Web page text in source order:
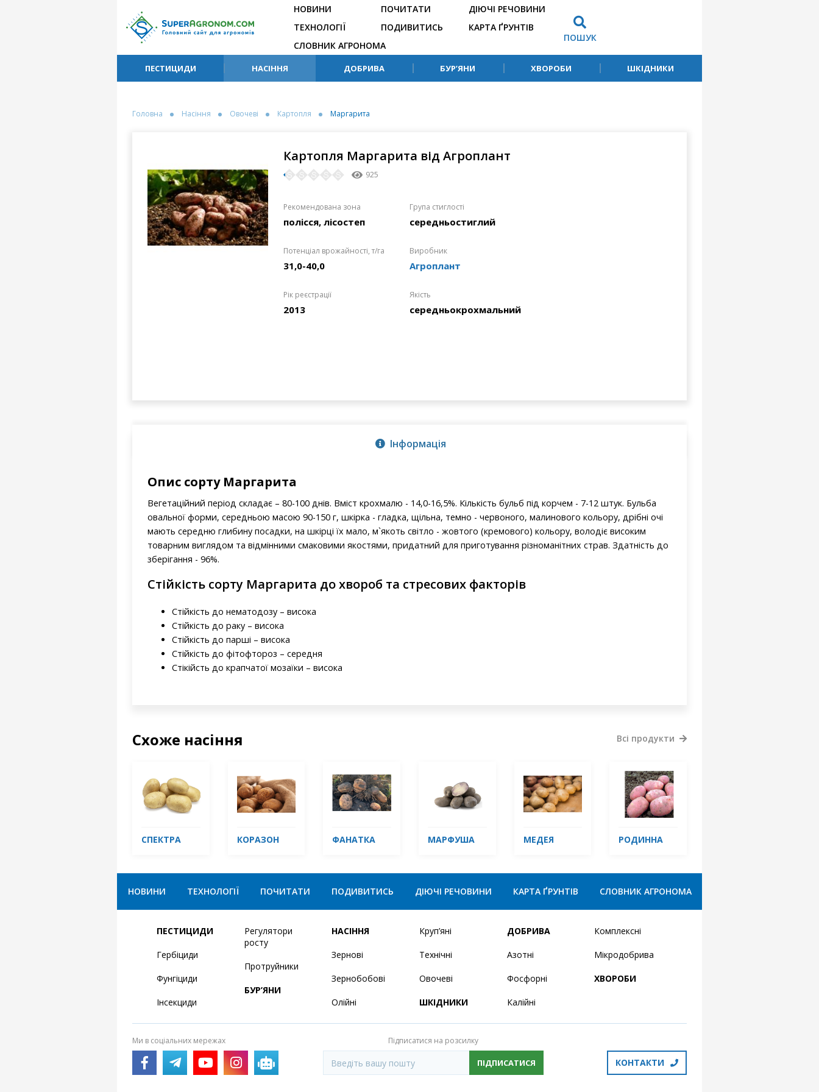
НОВИНИ
ТЕХНОЛОГІЇ
ПОЧИТАТИ
ПОДИВИТИСЬ
ДІЮЧІ РЕЧОВИНИ
КАРТА ҐРУНТІВ
СЛОВНИК АГРОНОМА
ПОШУК
ПЕСТИЦИДИ НАСІННЯ ДОБРИВА БУР’ЯНИ ХВОРОБИ ШКІДНИКИ
Головна Насіння Овочеві Картопля Маргарита
Картопля Маргарита від Агроплант
925
Рекомендована зона
полісся, лісостеп
Група стиглості
середньостиглий
Потенціал врожайності, т/га
31,0-40,0
Виробник
Агроплант
Рік реєстрації
2013
Якість
середньокрохмальний
Інформація
Опис сорту Маргарита
Вегетаційний період складає – 80-100 днів. Вміст крохмалю - 14,0-16,5%. Кількість бульб під корчем - 7-12 штук. Бульба
овальної форми, середньою масою 90-150 г, шкірка - гладка, щільна, темно - червоного, малинового кольору, дрібні очі
мають середню глибину посадки, на шкірці їх мало, м`якоть світло - жовтого (кремового) кольору, володіє високим
товарним виглядом та відмінними смаковими якостями, придатний для приготування різноманітних страв. Здатність до
зберігання - 96%.
Стійкість сорту Маргарита до хвороб та стресових факторів
Стійкість до нематодозу – висока
Стійкість до раку – висока
Стійкість до парші – висока
Стійкість до фітофтороз – середня
Стікійсть до крапчатої мозаїки – висока
Схоже насіння
СПЕКТРА КОРАЗОН ФАНАТКА МАРФУША МЕДЕЯ РОДИННА
Всі продукти
НОВИНИ ТЕХНОЛОГІЇ ПОЧИТАТИ ПОДИВИТИСЬ ДІЮЧІ РЕЧОВИНИ КАРТА ҐРУНТІВ СЛОВНИК АГРОНОМА
ПЕСТИЦИДИ
Гербіциди
Фунгіциди
Інсекциди
Регулятори
росту
Протруйники
БУР’ЯНИ
НАСІННЯ
Зернові
Зернобобові
Олійні
Круп’яні
Технічні
Овочеві
ШКІДНИКИ
ДОБРИВА
Азотні
Фосфорні
Калійні
Комплексні
Мікродобрива
ХВОРОБИ
Ми в соціальних мережах Підписатися на розсилку
ПІДПИСАТИСЯ КОНТАКТИ